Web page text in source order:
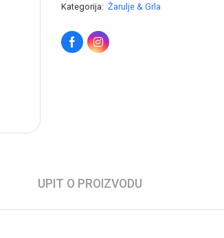
Kategorija: Žarulje & Grla
UPIT O PROIZVODU